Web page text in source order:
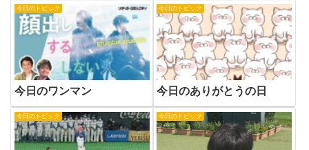
今日のトピック
今日のワンマン
今日のトピック
今日のありがとうの日
今日のトピック 今日のトピック